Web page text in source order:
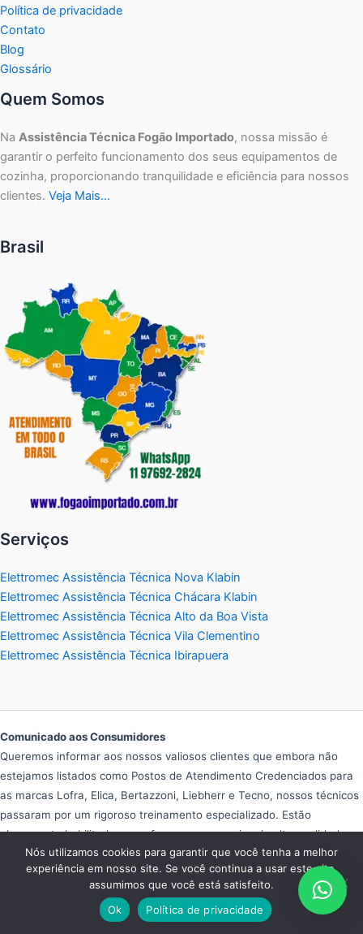
Política de privacidade
Contato
Blog
Glossário
Quem Somos
Na Assistência Técnica Fogão Importado, nossa missão é
garantir o perfeito funcionamento dos seus equipamentos de
cozinha, proporcionando tranquilidade e eficiência para nossos
clientes. Veja Mais…
Brasil
Serviços
Elettromec Assistência Técnica Nova Klabin
Elettromec Assistência Técnica Chácara Klabin
Elettromec Assistência Técnica Alto da Boa Vista
Elettromec Assistência Técnica Vila Clementino
Elettromec Assistência Técnica Ibirapuera
Comunicado aos Consumidores
Queremos informar aos nossos valiosos clientes que embora não
estejamos listados como Postos de Atendimento Credenciados para
as marcas Lofra, Elica, Bertazzoni, Liebherr e Tecno, nossos técnicos
passaram por um rigoroso treinamento especializado. Estão
plenamente habilitados para fornecer um serviço de alta qualidade,
mantendo o padrão de excelência que nossos clientes merecem.
Apesar de não fazermos parte da rede oficial de postos
credenciados, nosso compromisso é oferecer um atendimento
confiável e eficiente, buscando sempre a total satisfação de nossos
Nós utilizamos cookies para garantir que você tenha a melhor
experiência em nosso site. Se você continua a usar este site,
assumimos que você está satisfeito.
Ok
Política de privacidade